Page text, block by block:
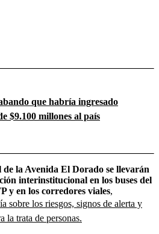
que habría ingresado
$9.100 millones al país
la Avenida El Dorado se llevarán
interinstitucional en los buses del
y en los corredores viales,
sobre los riesgos, signos de alerta y
la trata de personas.